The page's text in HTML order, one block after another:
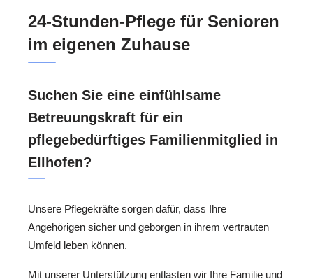
24-Stunden-Pflege für Senioren
im eigenen Zuhause
Suchen Sie eine einfühlsame
Betreuungskraft für ein
pflegebedürftiges Familienmitglied in
Ellhofen?
Unsere Pflegekräfte sorgen dafür, dass Ihre
Angehörigen sicher und geborgen in ihrem vertrauten
Umfeld leben können.
Mit unserer Unterstützung entlasten wir Ihre Familie und